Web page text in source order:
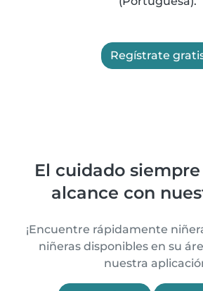
Regístrate
El cuidado
alcance con
¡Encuentre rápidamente
niñeras disponibles en su
nuestra